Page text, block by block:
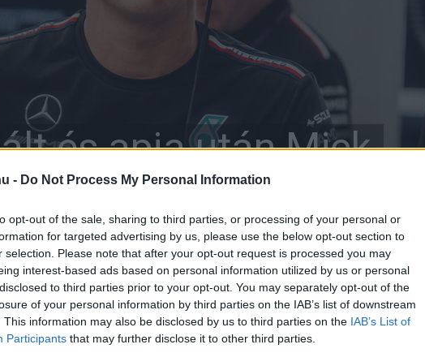
- Do Not Process My Personal Information
opt-out of the sale, sharing to third parties, or processing of your personal or
for targeted advertising by us, please use the below opt-out section to
selection. Please note that after your opt-out request is processed you may
interest-based ads based on personal information utilized by us or personal
to third parties prior to your opt-out. You may separately opt-out of the
of your personal information by third parties on the IAB’s list of downstream
This information may also be disclosed by us to third parties on the IAB’s List of
Participants that may further disclose it to other third parties.
és apja után Mick
is elindul a legendás